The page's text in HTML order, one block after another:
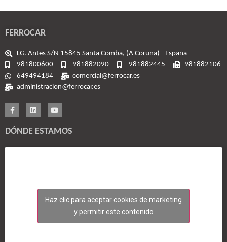
FERROCAR
LG. Antes S/N 15845 Santa Comba, (A Coruña) - España
981800600
981882090 981882445
981882106
649494184
comercial@ferrocar.es
administracion@ferrocar.es
DÓNDE ESTAMOS
Haz clic para aceptar cookies de marketing
y permitir este contenido